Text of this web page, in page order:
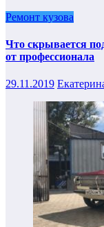
Ремонт кузова
Что скрывается
от профессионала
29.11.2019